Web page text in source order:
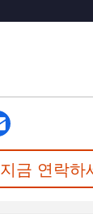
지금 연락하